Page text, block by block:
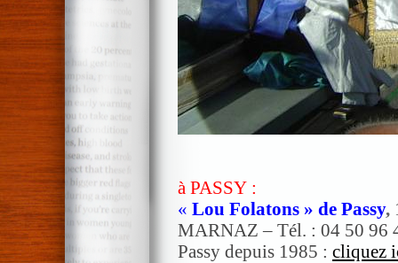
à PASSY :
« Lou Folatons » de Passy,
MARNAZ – Tél. : 04 50 96
Passy depuis 1985 : cliquez